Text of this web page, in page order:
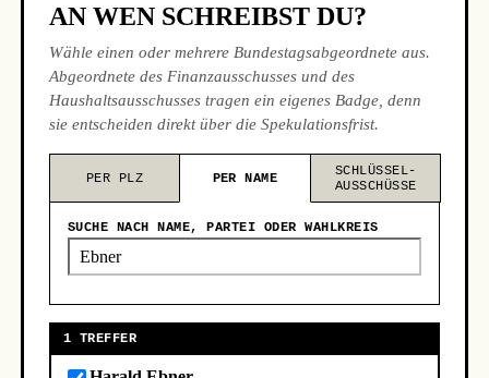
AN WEN SCHREIBST DU?
Wähle einen oder mehrere Bundestagsabgeordnete aus.
Abgeordnete des Finanzausschusses und des
Haushaltsausschusses tragen ein eigenes Badge, denn
sie entscheiden direkt über die Spekulationsfrist.
PER PLZ PER NAME
SCHLÜSSEL-
AUSSCHÜSSE
SUCHE NACH NAME, PARTEI ODER WAHLKREIS
1 TREFFER